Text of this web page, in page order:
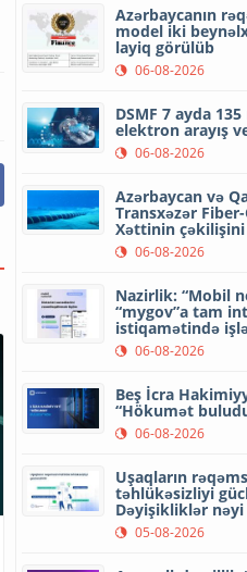
Azərbaycanın
model iki
layiq görülüb
06-08-2026
DSMF 7 ayda
elektron arayış
06-08-2026
Azərbaycan və
Transxəzər
Xəttinin çəkilişini
06-08-2026
Nazirlik: “Mobil
“mygov”a tam
istiqamətində
06-08-2026
Beş İcra
“Hökumət
06-08-2026
Uşaqların
təhlükəsizliyi
Dəyişikliklər
05-08-2026